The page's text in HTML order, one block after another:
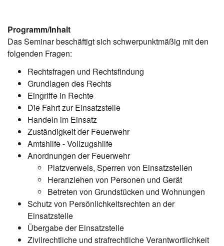
Programm/Inhalt
Das Seminar beschäftigt sich schwerpunktmäßig mit den
folgenden Fragen:
Rechtsfragen und Rechtsfindung
Grundlagen des Rechts
Eingriffe in Rechte
Die Fahrt zur Einsatzstelle
Handeln im Einsatz
Zuständigkeit der Feuerwehr
Amtshilfe - Vollzugshilfe
Anordnungen der Feuerwehr
Platzverweis, Sperren von Einsatzstellen
Heranziehen von Personen und Gerät
Betreten von Grundstücken und Wohnungen
Schutz von Persönlichkeitsrechten an der
Einsatzstelle
Übergabe der Einsatzstelle
Zivilrechtliche und strafrechtliche Verantwortlichkeit